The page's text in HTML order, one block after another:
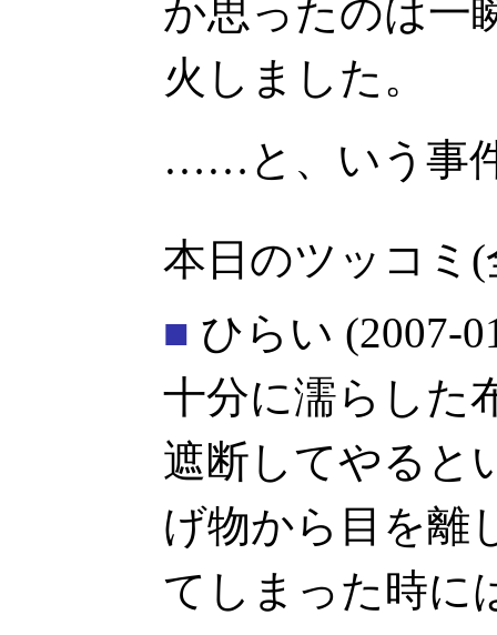
か思ったのは一
火しました。
……と、いう事
本日のツッコミ(
■ ひらい (2007-
十分に濡らした
遮断してやると
げ物から目を離
てしまった時に